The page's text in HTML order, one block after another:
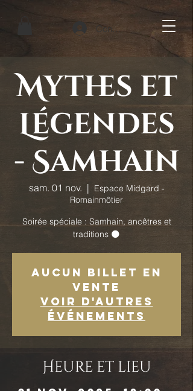
Connexion
Mythes et
Légendes
- Samhain
sam. 01 nov.
  |
Espace Midgard -
Romainmôtier
Soirée spéciale : Samhain, ancêtres et
traditions 🌑
Aucun billet en
vente
Voir d'autres
événements
Heure et lieu